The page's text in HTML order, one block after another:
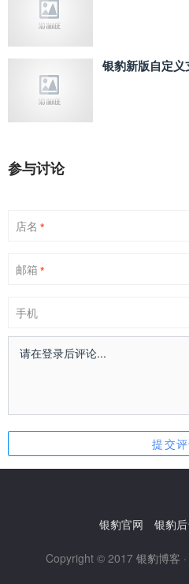
银豹新版自定义
参与讨论
店名 *
邮箱 *
手机
银豹官网 银豹
Copyright © 2017 银豹博客